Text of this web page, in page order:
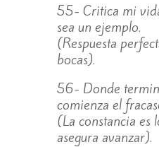
55- Critica mi
sea un ejemplo.
(Respuesta
bocas).
56- Donde
comienza el
(La constancia es
asegura avanzar).